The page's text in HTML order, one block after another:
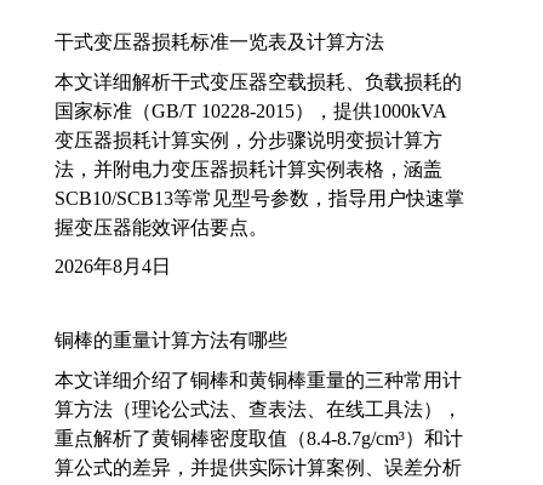
干式变压器损耗标准一览表及计算方法
本文详细解析干式变压器空载损耗、负载损耗的
国家标准（GB/T 10228-2015），提供1000kVA
变压器损耗计算实例，分步骤说明变损计算方
法，并附电力变压器损耗计算实例表格，涵盖
SCB10/SCB13等常见型号参数，指导用户快速掌
握变压器能效评估要点。
2026年8月4日
铜棒的重量计算方法有哪些
本文详细介绍了铜棒和黄铜棒重量的三种常用计
算方法（理论公式法、查表法、在线工具法），
重点解析了黄铜棒密度取值（8.4-8.7g/cm³）和计
算公式的差异，并提供实际计算案例、误差分析